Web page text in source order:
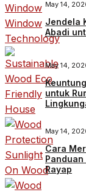
May 14,
Jendela
Abadi
May 14,
untuk
May 14,
Cara
Panduan
Rayap